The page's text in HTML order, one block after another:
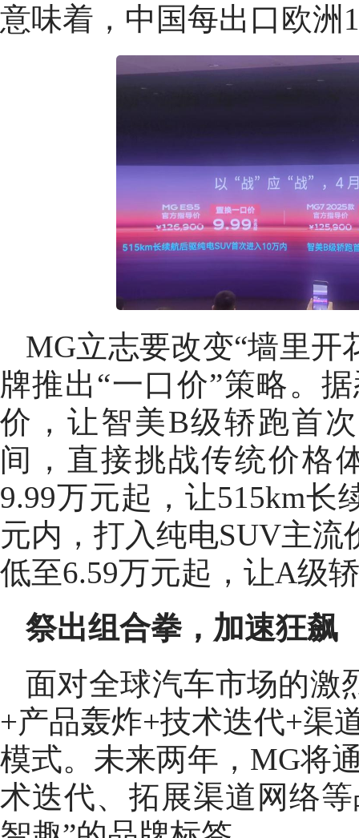
意味着，中国每出口欧洲
MG立志要改变“墙里开
牌推出“一口价”策略。
价，让智美B级轿跑首
间，直接挑战传统价格
9.99万元起，让515km长
元内，打入纯电SUV主
低至6.59万元起，让A级
祭出组合拳，加速狂飙
面对全球汽车市场的激
+产品轰炸+技术迭代+渠
模式。未来两年，MG将
术迭代、拓展渠道网络